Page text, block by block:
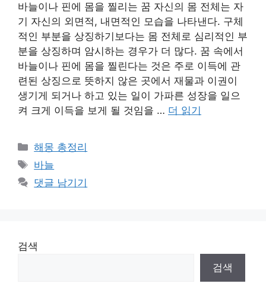
바늘이나 핀에 몸을 찔리는 꿈 자신의 몸 전체는 자
기 자신의 외면적, 내면적인 모습을 나타낸다. 구체
적인 부분을 상징하기보다는 몸 전체로 심리적인 부
분을 상징하며 암시하는 경우가 더 많다. 꿈 속에서
바늘이나 핀에 몸을 찔린다는 것은 주로 이득에 관
련된 상징으로 뜻하지 않은 곳에서 재물과 이권이
생기게 되거나 하고 있는 일이 가파른 성장을 일으
켜 크게 이득을 보게 될 것임을 … 더 읽기
카
테
리
해몽 총정리
태
그
바늘
댓글 남기기
검색
검색